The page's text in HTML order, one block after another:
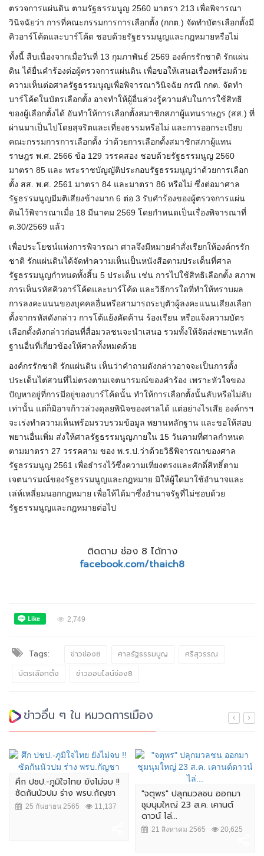
ตรวจการแผ่นดิน ตามรัฐธรรมนูญ 2560 มาตรา 213 เพื่อพิจารณา
วินิจฉัยว่า การที่คณะกรรมการการเลือกตั้ง (กกต.) จัดทำบัตรเลือกตั้งมี
คิวอาร์โค้ดและบาร์โค้ด ชอบด้วยรัฐธรรมนูญและกฎหมายหรือไม่
ทั้งนี้ สืบเนื่องจากเมื่อวันที่ 13 กุมภาพันธ์ 2569 องค์กรรักชาติ รักแผ่น
ดิน ได้ยื่นคำร้องต่อผู้ตรวจการแผ่นดิน เพื่อขอให้เสนอเรื่องพร้อมด้วย
ความเห็นต่อศาลรัฐธรรมนูญเพื่อพิจารณาวินิจฉัย กรณี กกต. จัดทำ
บาร์โค้ดในบัตรเลือกตั้ง อาจทำให้ผู้อื่นล่วงรู้ความลับในการใช้สิทธิ
ของผู้เลือกตั้งได้ อันทำให้การเลือกตั้งสมาชิกสภาผู้แทนราษฎร (สส.) ที่
ผ่านมาเป็นไปโดยสุจริตและเที่ยงธรรมหรือไม่ และการออกระเบียบ
คณะกรรมการการเลือกตั้ง ว่าด้วยการเลือกตั้งสมาชิกสภาผู้แทน
ราษฎร พ.ศ. 2566 ข้อ 129 วรรคสอง ชอบด้วยรัฐธรรมนูญ 2560
มาตรา 85 และ พระราชบัญญัติประกอบรัฐธรรมนูญว่าด้วยการเลือก
ตั้ง สส. พ.ศ. 2561 มาตรา 84 และมาตรา 86 หรือไม่ ซึ่งต่อมาศาล
รัฐธรรมนูญมีมติเสียงข้างมาก 6 ต่อ 3 รับคำร้องของผู้ตรวจการแผ่น
ดินไว้พิจารณาเมื่อ 18 มีนาคม 2569 โดยกำหนดเป็นเรื่องพิจารณาที่
ต.30/2569 แล้ว
เพื่อประโยชน์แห่งการพิจารณา ศาลจึงมีหมายคำสั่งเรียกให้องค์กรรัก
ชาติ รักแผ่นดินได้จัดทำความเห็นเป็นหนังสือตามประเด็นที่ศาล
รัฐธรรมนูญกำหนดทั้งสิ้น 5 ประเด็น เช่น การไปใช้สิทธิเลือกตั้ง สภาพ
การเห็นรหัสคิวอาร์โค้ดและบาร์โค้ด และวิธีการใดที่ทำให้ทราบผล
การลงคะแนนของบุคคลอื่นหรือสามารถระบุตัวผู้ลงคะแนนเสียงเลือก
ตั้งจากรหัสดังกล่าว การโต้แย้งคัดค้าน ร้องเรียน หรือแจ้งความบัตร
เลือกตั้งดังกล่าวก่อนที่สื่อมวลชนจะนำเสนอ รวมทั้งให้จัดส่งพยานหลัก
ฐานอื่นที่เกี่ยวข้องให้ศาลทั้งหมดด้วย
องค์กรรักชาติ รักแผ่นดิน เห็นว่าคำถามดังกล่าวอาจจะเป็นการตั้ง
ประเด็นไต่สวนที่ไม่ตรงตามเจตนารมณ์ของคำร้อง เพราะหัวใจของ
ปัญหาอยู่ที่การมีอยู่ของบาร์โค้ดนั้น ทำให้การเลือกตั้งนั้นลับหรือไม่ลับ
เท่านั้น แต่ก็มิอาจก้าวล่วงดุลยพินิจของศาลได้ แต่อย่างไรเสีย องค์กรฯ
จะเร่งทำความเห็นพร้อมรวบรวมข้อมูล พยานหลักฐาน และขอให้สอบ
พยานอื่นเพิ่ม ส่งให้ศาลรัฐธรรมนูญภายใน 15 วันตามที่ศาลกำหนด
ตามมาตรา 27 วรรคสาม ของ พ.ร.ป.ว่าด้วยวิธีพิจารณาของศาล
รัฐธรรมนูญ 2561 เพื่อธำรงไว้ซึ่งความเที่ยงตรงและศักดิ์สิทธิ์ตาม
เจตนารมณ์ของรัฐธรรมนูญและกฎหมาย มิให้ผู้ใดมาใช้อำนาจและ
เล่ห์เหลี่ยมนอกกฎหมาย เพื่อให้ได้มาซึ่งอำนาจรัฐที่ไม่ชอบด้วย
รัฐธรรมนูญและกฎหมายต่อไป
ติดตาม ช่อง 8 ได้ทาง
facebook.com/thaich8
2,749
Tags: ข่าวช่อง8 ศาลรัฐธรรมนูญ
ศรีสุวรรณ
บัตรเลือกตั้ง
ข่าวออนไลน์ช่อง8
ข่าวอื่น ๆ ใน หมวดการเมือง
ศึก ปชป.-ภูมิใจไทย ยังไม่จบ !!
ซัดกันนัวปม ร่าง พรบ.กัญชา
25 กันยายน 2565 11,137
"จตุพร" ปลุกมวลชน ออกมา
ชุมนุมใหญ่ 23 ส.ค. เคานต์
ดาวน์ ไล่...
21 สิงหาคม 2565 20,625